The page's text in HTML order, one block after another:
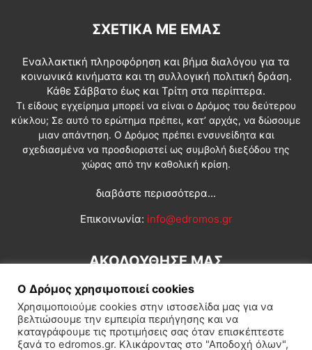
ΣΧΕΤΙΚΆ ΜΕ ΕΜΆΣ
Εναλλακτική πληροφόρηση και βήμα διαλόγου για τα
κοινωνικά κινήματα και τη συλλογική πολιτική δράση.
Κάθε Σάββατο έως και Τρίτη στα περίπτερα.
Τι είδους εγχείρημα μπορεί να είναι ο Δρόμος του δεύτερου
κύκλου; Σε αυτό το ερώτημα πρέπει, κατ’ αρχάς, να δώσουμε
μιαν απάντηση. Ο Δρόμος πρέπει ενσυνείδητα και
σχεδιασμένα να προσδιοριστεί ως συμβολή διεξόδου της
χώρας από την καθολική κρίση.
διαβάστε περισσότερα...
Επικοινωνία: info@edromos.gr
ΑΚΟΛΟΥΘΗΣΕ ΜΑΣ
Ο Δρόμος χρησιμοποιεί cookies
Χρησιμοποιούμε cookies στην ιστοσελίδα μας για να
βελτιώσουμε την εμπειρία περιήγησης και να
καταγράφουμε τις προτιμήσεις σας όταν επισκέπτεστε
ξανά το edromos.gr. Κλικάροντας στο "Αποδοχή όλων",